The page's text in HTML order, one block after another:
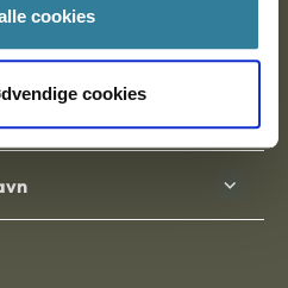
cookies
cookies